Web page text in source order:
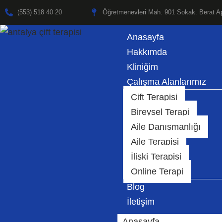
İçeriğe
(553) 518 40 20 Öğretmenevleri Mah. 901 Sokak. Berat
Anasayfa
Hakkımda
Kliniğim
Çalışma Alanlarımız
Çift Terapisi
Bireysel Terapi
Aile Danışmanlığı
Aile Terapisi
İlişki Terapisi
Online Terapi
Blog
İletişim